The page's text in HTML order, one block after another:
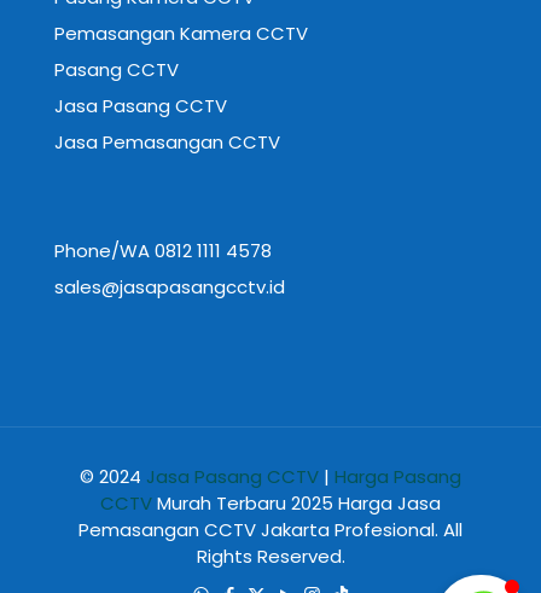
Pemasangan Kamera CCTV
Pasang CCTV
Jasa Pasang CCTV
Jasa Pemasangan CCTV
Phone/WA 0812 1111 4578
sales@jasapasangcctv.id
© 2024 Jasa Pasang CCTV | Harga Pasang
CCTVMurah Terbaru 2025 Harga Jasa
Pemasangan CCTV Jakarta Profesional. All
Rights Reserved.